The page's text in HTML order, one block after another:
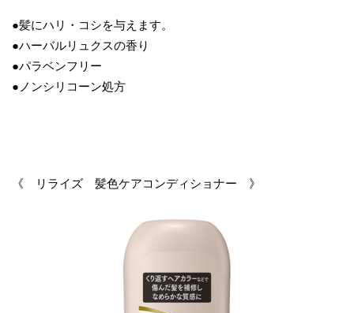
●髪にハリ・コシを与えます。
●ハーバルリュクスの香り
●パラベンフリー
●ノンシリコーン処方
《 リライズ 髪色ケアコンディショナー 》